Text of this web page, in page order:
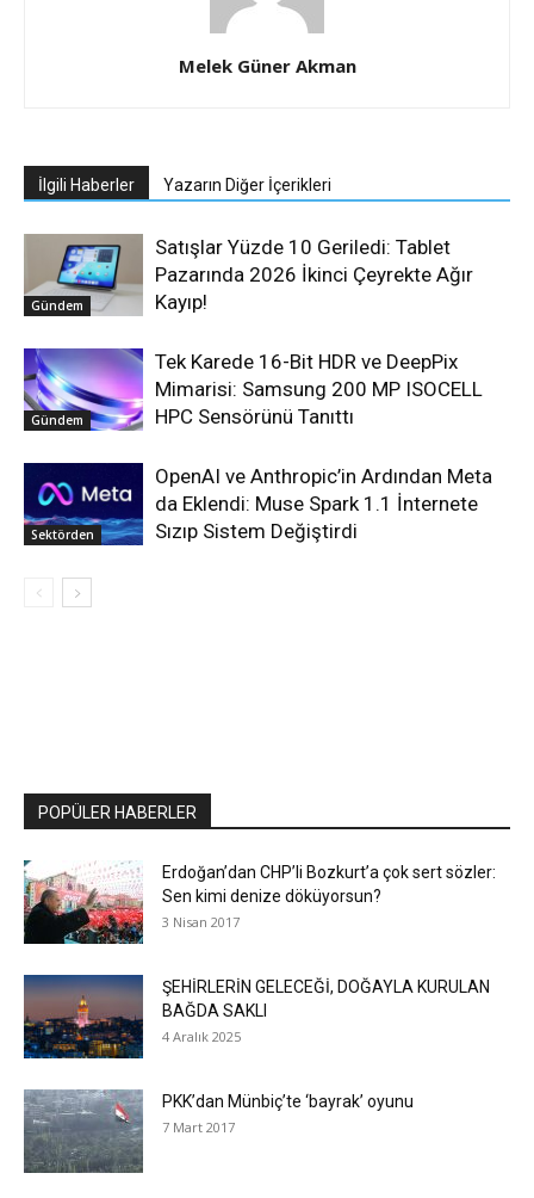
Melek Güner Akman
İlgili Haberler Yazarın Diğer İçerikleri
Gündem
Satışlar Yüzde 10 Geriledi: Tablet
Pazarında 2026 İkinci Çeyrekte Ağır
Kayıp!
Gündem
Tek Karede 16-Bit HDR ve DeepPix
Mimarisi: Samsung 200 MP ISOCELL
HPC Sensörünü Tanıttı
Sektörden
OpenAI ve Anthropic’in Ardından Meta
da Eklendi: Muse Spark 1.1 İnternete
Sızıp Sistem Değiştirdi
POPÜLER HABERLER
Erdoğan’dan CHP’li Bozkurt’a çok sert sözler:
Sen kimi denize döküyorsun?
3 Nisan 2017
ŞEHİRLERİN GELECEĞİ, DOĞAYLA KURULAN
BAĞDA SAKLI
4 Aralık 2025
PKK’dan Münbiç’te ‘bayrak’ oyunu
7 Mart 2017